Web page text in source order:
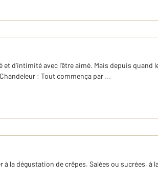
d’intimité avec l’être aimé. Mais depuis quand
: Tout commença par ...
la dégustation de crêpes. Salées ou sucrées, à